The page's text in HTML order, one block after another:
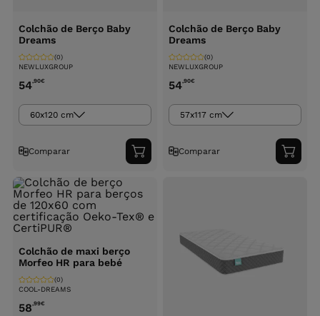
Colchão de Berço Baby
Dreams
NEWLUXGROUP
(0)
54,90€
60x120 cm
Comparar
Adicionar
ao
Colchão de Berço Baby
Dreams
NEWLUXGROUP
(0)
54,90€
57x117 cm
Comparar
ao
Colchão de maxi berço
Morfeo HR para bebé
COOL-DREAMS
(0)
58,99€